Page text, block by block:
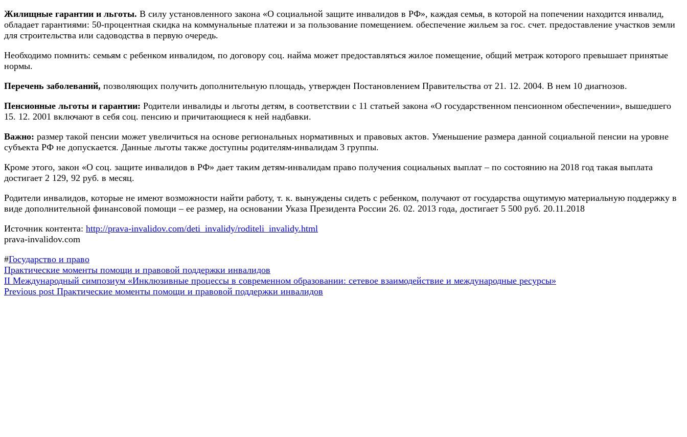
Жилищные гарантии и льготы. В силу установленного закона «О социальной защите инвалидов в РФ», каждая семья, в которой на попечении находится инвалид,
обладает гарантиями: 50-процентная скидка на коммунальные платежи и за пользование помещением. обеспечение жильем за гос. счет. предоставление участков земли
для строительства или садоводства в первую очередь.
Необходимо помнить: семьям с ребенком инвалидом, по договору соц. найма может предоставляться жилое помещение, общий метраж которого превышает принятые
нормы.
Перечень заболеваний, позволяющих получить дополнительную площадь, утвержден Постановлением Правительства от 21. 12. 2004. В нем 10 диагнозов.
Пенсионные льготы и гарантии: Родители инвалиды и льготы детям, в соответствии с 11 статьей закона «О государственном пенсионном обеспечении», вышедшего
15. 12. 2001 включают в себя соц. пенсию и причитающиеся к ней надбавки.
Важно: размер такой пенсии может увеличиться на основе региональных нормативных и правовых актов. Уменьшение размера данной социальной пенсии на уровне
субъекта РФ не допускается. Данные льготы также доступны родителям-инвалидам 3 группы.
Кроме этого, закон «О соц. защите инвалидов в РФ» дает таким детям-инвалидам право получения социальных выплат – по состоянию на 2018 год такая выплата
достигает 2 129, 92 руб. в месяц.
Родители инвалидов, которые не имеют возможности найти работу, т. к. вынуждены сидеть с ребенком, получают от государства ощутимую материальную поддержку в
виде дополнительной финансовой помощи – ее размер, на основании Указа Президента России 26. 02. 2013 года, достигает 5 500 руб. 20.11.2018
Источник контента: http://prava-invalidov.com/deti_invalidy/roditeli_invalidy.html
prava-invalidov.com
#Государство и право
Навигация
по
Предыдущая
запись:
Практические моменты помощи и правовой поддержки инвалидов
Следующая
запись:
II Международный симпозиум «Инклюзивные процессы в современном образовании: сетевое взаимодействие и международные ресурсы»
Previous post Практические моменты помощи и правовой поддержки инвалидов